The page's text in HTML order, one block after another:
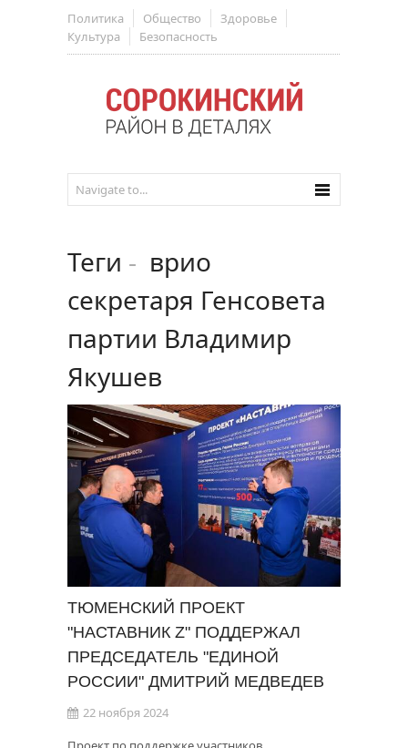
Политика Общество
Здоровье
Культура
Безопасность
Теги - врио
секретаря Генсовета
партии Владимир
Якушев
ТЮМЕНСКИЙ ПРОЕКТ
"НАСТАВНИК Z" ПОДДЕРЖАЛ
ПРЕДСЕДАТЕЛЬ "ЕДИНОЙ
РОССИИ" ДМИТРИЙ МЕДВЕДЕВ
22 ноября 2024